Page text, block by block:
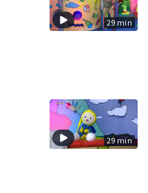
29 min
29 min